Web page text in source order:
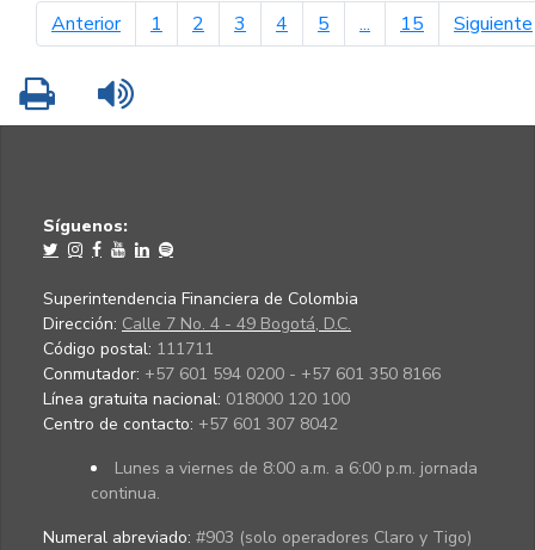
Anteriorpágina anterior
1 2 3 4 5 ... 15 Siguiente
Imprimir
Síguenos:
Superintendencia Financiera de Colombia
Dirección: Calle 7 No. 4 - 49 Bogotá, D.C.
Código postal: 111711
Conmutador: +57 601 594 0200 - +57 601 350 8166
Línea gratuita nacional: 018000 120 100
Centro de contacto: +57 601 307 8042
Lunes a viernes de 8:00 a.m. a 6:00 p.m. jornada
continua.
Numeral abreviado: #903 (solo operadores Claro y Tigo)